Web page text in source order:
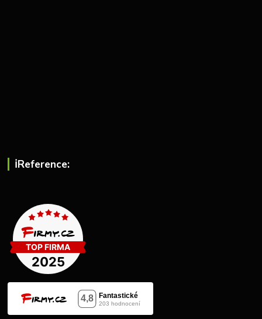
ℹ︎Reference: